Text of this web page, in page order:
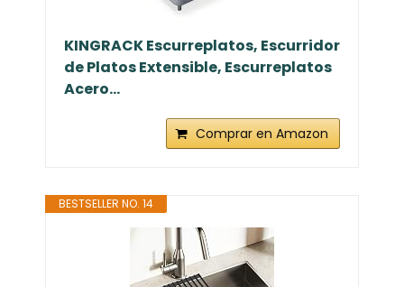
KINGRACK Escurreplatos, Escurridor
de Platos Extensible, Escurreplatos
Acero...
Comprar en Amazon
BESTSELLER NO. 14